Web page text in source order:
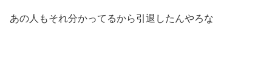
あの人もそれ分かってるから引退したんやろな